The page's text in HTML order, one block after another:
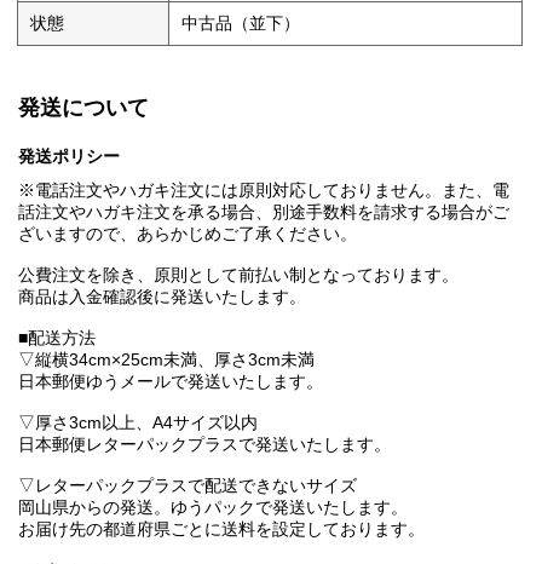
状態 中古品（並下）
発送について
発送ポリシー
※電話注文やハガキ注文には原則対応しておりません。また、電
話注文やハガキ注文を承る場合、別途手数料を請求する場合がご
ざいますので、あらかじめご了承ください。
公費注文を除き、原則として前払い制となっております。
商品は入金確認後に発送いたします。
■配送方法
▽縦横34cm×25cm未満、厚さ3cm未満
日本郵便ゆうメールで発送いたします。
▽厚さ3cm以上、A4サイズ以内
日本郵便レターパックプラスで発送いたします。
▽レターパックプラスで配送できないサイズ
岡山県からの発送。ゆうパックで発送いたします。
お届け先の都道府県ごとに送料を設定しております。